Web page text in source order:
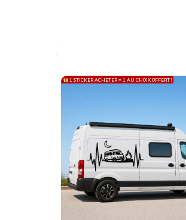
1 STICKER ACHETER = 1 AU CHOIX OFFERT !